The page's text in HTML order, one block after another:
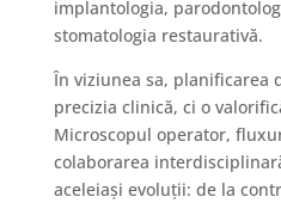
implantologia,
stomatologia restaurativă.
În viziunea sa, planificarea
precizia clinică, ci o
Microscopul operator,
colaborarea
aceleiași evoluții: de la